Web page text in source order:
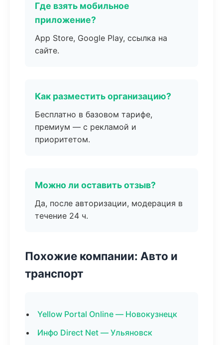
Где взять мобильное
приложение?
App Store, Google Play, ссылка на
сайте.
Как разместить организацию?
Бесплатно в базовом тарифе,
премиум — с рекламой и
приоритетом.
Можно ли оставить отзыв?
Да, после авторизации, модерация в
течение 24 ч.
Похожие компании: Авто и
транспорт
Yellow Portal Online — Новокузнецк
Инфо Direct Net — Ульяновск